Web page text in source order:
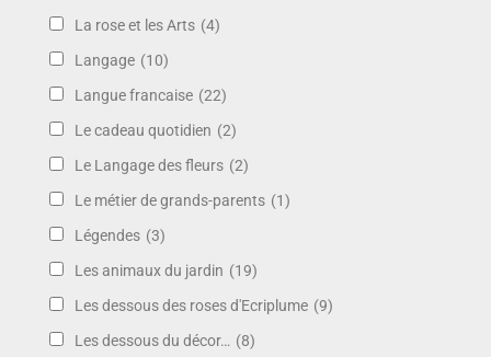
La rose et les Arts (4)
Langage (10)
Langue francaise (22)
Le cadeau quotidien (2)
Le Langage des fleurs (2)
Le métier de grands-parents (1)
Légendes (3)
Les animaux du jardin (19)
Les dessous des roses d'Ecriplume (9)
Les dessous du décor… (8)